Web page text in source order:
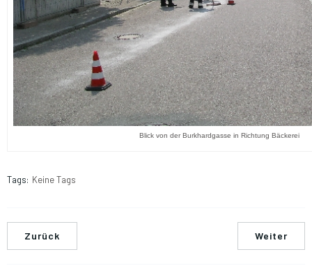
Blick von der Burkhardgasse in Richtung Bäckerei
Tags: Keine Tags
Zurück Weiter